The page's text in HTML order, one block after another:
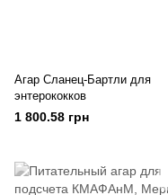
Агар Сланец-Бартли для
энтерококков
1 800.58 грн